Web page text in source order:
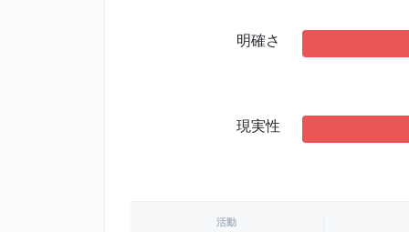
明確さ
現実性
活動